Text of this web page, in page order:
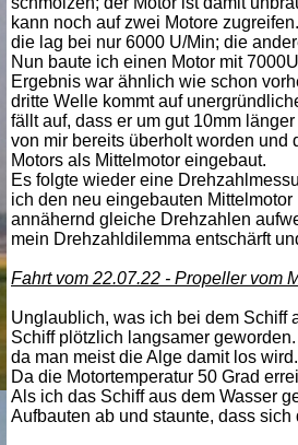
kann noch auf zwei Motore
die lag bei nur 6000 U/Min; die
Nun baute ich einen Motor mit
Ergebnis war ähnlich wie schon
dritte Welle kommt auf
fällt auf, dass er um gut 10mm
von mir bereits überholt worden und
Motors als Mittelmotor eingebaut.
Es folgte wieder eine
ich den neu eingebauten
annähernd gleiche Drehzahlen
mein Drehzahldilemma entschärft
Fahrt vom 22.07.22 - Propeller vom
Unglaublich, was ich bei dem Schiff
Schiff plötzlich langsamer
da man meist die Alge damit los
Da die Motortemperatur 50 Grad
Als ich das Schiff aus dem Wasser
Aufbauten ab und staunte, dass